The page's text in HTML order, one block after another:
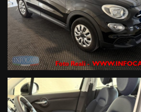
2- Via Atheste 38 A
3- Via Atheste 65 , rivenditore autorizzato
Prenota il tuo test drive o chiedi
Tel. 042950330 oppure 0429603873 Mail
Se hai un usato da permutare mandaci
immediata !
I NOSTRI SERVIZI COMPRENDONO